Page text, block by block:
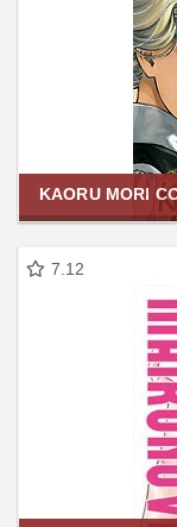
KAORU MORI
7.12